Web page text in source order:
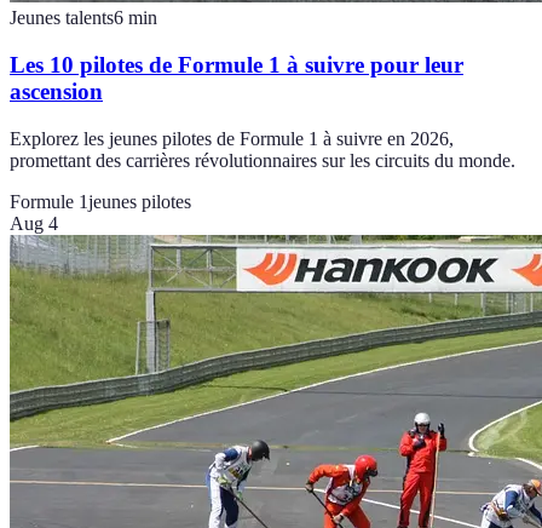
Jeunes talents6 min
Les 10 pilotes de Formule 1 à suivre pour leur
ascension
Explorez les jeunes pilotes de Formule 1 à suivre en 2026,
promettant des carrières révolutionnaires sur les circuits du monde.
Formule 1jeunes pilotes
Aug 4